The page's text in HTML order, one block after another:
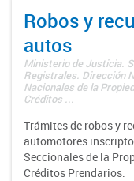
Robos y
autos
Ministerio de Justicia.
Registrales. Dirección
Nacionales de la
Créditos ...
Trámites de robos y
automotores
Seccionales de la
Créditos Prendarios.